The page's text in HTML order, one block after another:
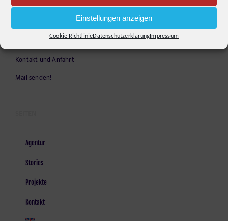
Einstellungen anzeigen
Cookie-RichtlinieDatenschutzerklärungImpressum
info@pr-ide.de
Opening Hours:
Monday - Friday, 9am - 6pm
Kontakt und Anfahrt
Mail senden!
Agentur
Stories
Projekte
Kontakt